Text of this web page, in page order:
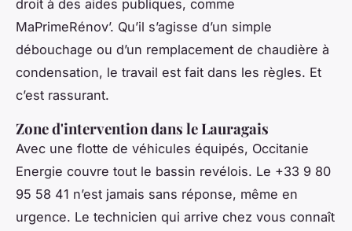
droit à des aides publiques, comme
MaPrimeRénov’. Qu’il s’agisse d’un simple
débouchage ou d’un remplacement de chaudière à
condensation, le travail est fait dans les règles. Et
c’est rassurant.
Zone d'intervention dans le Lauragais
Avec une flotte de véhicules équipés, Occitanie
Energie couvre tout le bassin revélois. Le +33 9 80
95 58 41 n’est jamais sans réponse, même en
urgence. Le technicien qui arrive chez vous connaît